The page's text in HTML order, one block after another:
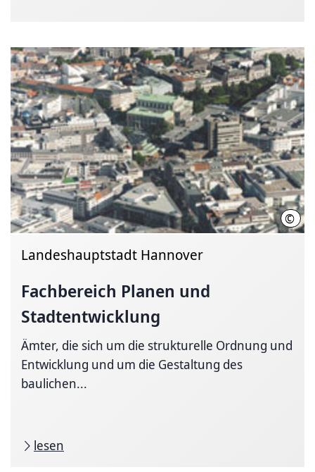
©
Landeshauptstadt Hannover
Fachbereich Planen und
Stadtentwicklung
Ämter, die sich um die strukturelle Ordnung und
Entwicklung und um die Gestaltung des
baulichen...
lesen